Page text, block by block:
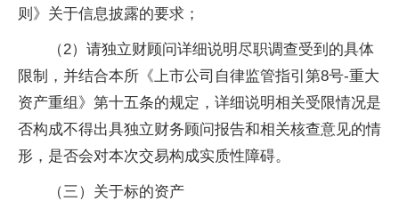
则》关于信息披露的要求；
（2）请独立财顾问详细说明尽职调查受到的具体
限制，并结合本所《上市公司自律监管指引第8号-重大
资产重组》第十五条的规定，详细说明相关受限情况是
否构成不得出具独立财务顾问报告和相关核查意见的情
形，是否会对本次交易构成实质性障碍。
（三）关于标的资产